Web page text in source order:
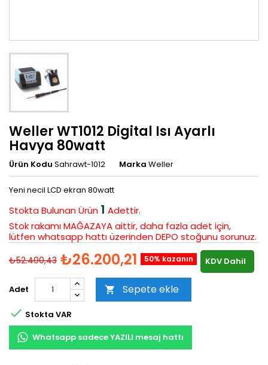
Weller WT1012 Digital Isı Ayarlı
Havya 80watt
Ürün Kodu Sahrawt-1012 Marka Weller
Yeni necil LCD ekran 80watt
Stokta BulunanÜrün 1 Adettir.
Stok rakamı MAĞAZAYA aittir, daha fazla adet için,
lütfen whatsapp hattı üzerinden DEPO stoğunu sorunuz.
₺52.400,43 ₺26.200,21 50% kazanın KDV Dahil
Adet  Sepete ekle
 Stokta VAR
Whatsapp sadece YAZILI mesaj hattı